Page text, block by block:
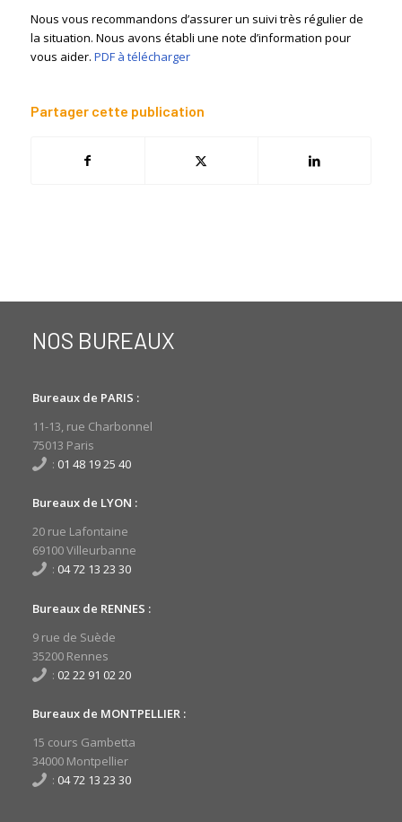
Nous vous recommandons d’assurer un suivi très régulier de
la situation. Nous avons établi une note d’information pour
vous aider. PDF à télécharger
Partager cette publication
NOS BUREAUX
Bureaux de PARIS :
11-13, rue Charbonnel
75013 Paris
: 01 48 19 25 40
Bureaux de LYON :
20 rue Lafontaine
69100 Villeurbanne
: 04 72 13 23 30
Bureaux de RENNES :
9 rue de Suède
35200 Rennes
: 02 22 91 02 20
Bureaux de MONTPELLIER :
15 cours Gambetta
34000 Montpellier
: 04 72 13 23 30